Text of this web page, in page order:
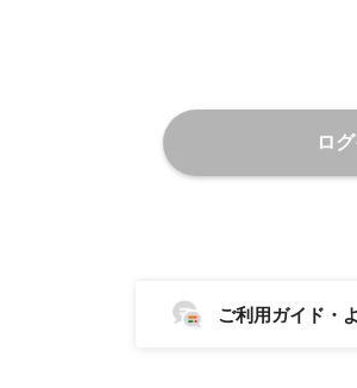
ロ
ご利用ガイド・